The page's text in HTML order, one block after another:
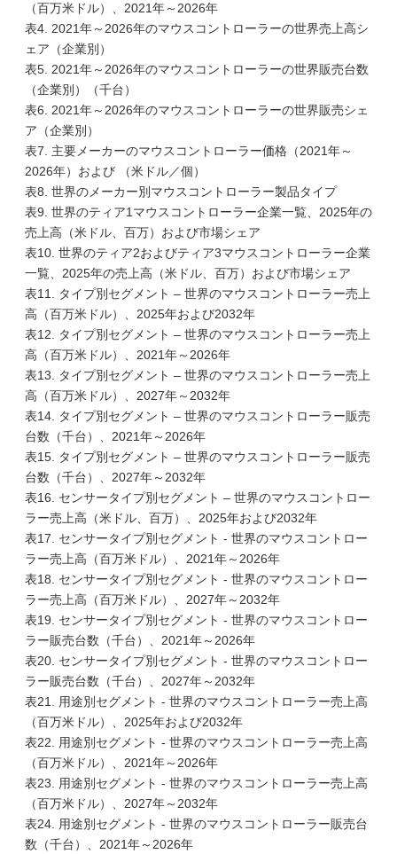
（百万米ドル）、2021年～2026年
表4. 2021年～2026年のマウスコントローラーの世界売上高シ
ェア（企業別）
表5. 2021年～2026年のマウスコントローラーの世界販売台数
（企業別）（千台）
表6. 2021年～2026年のマウスコントローラーの世界販売シェ
ア（企業別）
表7. 主要メーカーのマウスコントローラー価格（2021年～
2026年）および （米ドル／個）
表8. 世界のメーカー別マウスコントローラー製品タイプ
表9. 世界のティア1マウスコントローラー企業一覧、2025年の
売上高（米ドル、百万）および市場シェア
表10. 世界のティア2およびティア3マウスコントローラー企業
一覧、2025年の売上高（米ドル、百万）および市場シェア
表11. タイプ別セグメント – 世界のマウスコントローラー売上
高（百万米ドル）、2025年および2032年
表12. タイプ別セグメント – 世界のマウスコントローラー売上
高（百万米ドル）、2021年～2026年
表13. タイプ別セグメント – 世界のマウスコントローラー売上
高（百万米ドル）、2027年～2032年
表14. タイプ別セグメント – 世界のマウスコントローラー販売
台数（千台）、2021年～2026年
表15. タイプ別セグメント – 世界のマウスコントローラー販売
台数（千台）、2027年～2032年
表16. センサータイプ別セグメント – 世界のマウスコントロー
ラー売上高（米ドル、百万）、2025年および2032年
表17. センサータイプ別セグメント - 世界のマウスコントロー
ラー売上高（百万米ドル）、2021年～2026年
表18. センサータイプ別セグメント - 世界のマウスコントロー
ラー売上高（百万米ドル）、2027年～2032年
表19. センサータイプ別セグメント - 世界のマウスコントロー
ラー販売台数（千台）、2021年～2026年
表20. センサータイプ別セグメント - 世界のマウスコントロー
ラー販売台数（千台）、2027年～2032年
表21. 用途別セグメント - 世界のマウスコントローラー売上高
（百万米ドル）、2025年および2032年
表22. 用途別セグメント - 世界のマウスコントローラー売上高
（百万米ドル）、2021年～2026年
表23. 用途別セグメント - 世界のマウスコントローラー売上高
（百万米ドル）、2027年～2032年
表24. 用途別セグメント - 世界のマウスコントローラー販売台
数（千台）、2021年～2026年